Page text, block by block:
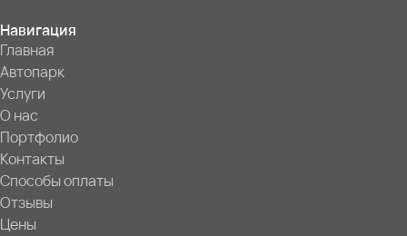
Навигация
Главная
Автопарк
Услуги
О нас
Портфолио
Контакты
Способы оплаты
Отзывы
Цены